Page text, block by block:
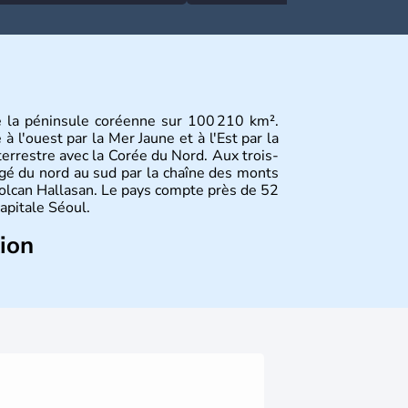
péninsule coréenne sur 100 210 km².
l'ouest par la Mer Jaune et à l'Est par la
avec la Corée du Nord. Aux trois-
du nord au sud par la chaîne des monts
Hallasan. Le pays compte près de 52
Séoul.